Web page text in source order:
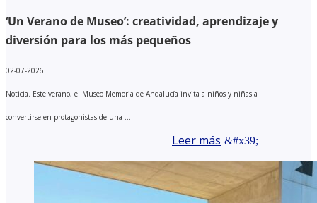
‘Un Verano de Museo’: creatividad, aprendizaje y
diversión para los más pequeños
02-07-2026
Noticia. Este verano, el Museo Memoria de Andalucía invita a niños y niñas a
convertirse en protagonistas de una ...
Leer más